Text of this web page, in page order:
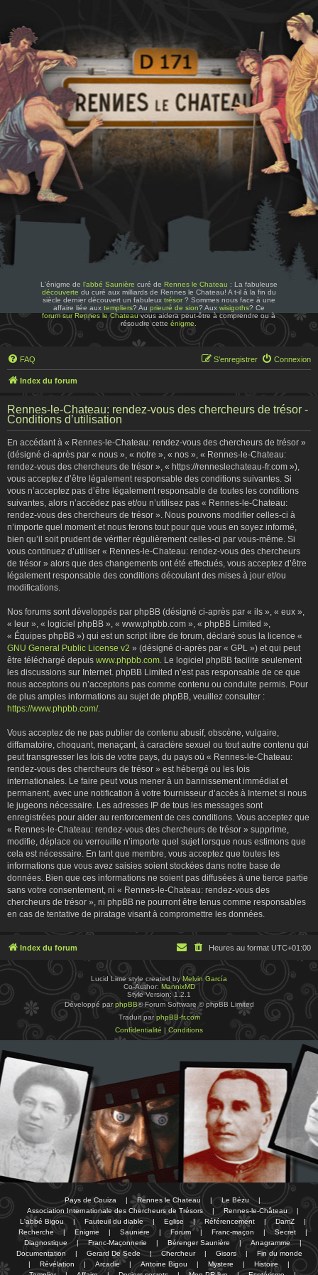
L'énigme de l'abbé Saunière curé de Rennes le Chateau : La fabuleuse
découverte du curé aux milliards de Rennes le Chateau! A t-il à la fin du
siècle dernier découvert un fabuleux trésor? Sommes nous face à une
affaire liée aux templiers? Au prieuré de sion? Aux wisigoths? Ce
forum sur Rennes le Chateauvous aidera peut-être à comprendre ou à
résoudre cetteénigme
FAQ Connexion
S’enregistrer
Index du forum
Rennes-le-Chateau: rendez-vous des chercheurs de trésor -
Conditions d’utilisation
En accédant à « Rennes-le-Chateau: rendez-vous des chercheurs de trésor »
(désigné ci-après par « nous », « notre », « nos », « Rennes-le-Chateau:
rendez-vous des chercheurs de trésor », « https://renneslechateau-fr.com »),
vous acceptez d’être légalement responsable des conditions suivantes. Si
vous n’acceptez pas d’être légalement responsable de toutes les conditions
suivantes, alors n’accédez pas et/ou n’utilisez pas « Rennes-le-Chateau:
rendez-vous des chercheurs de trésor ». Nous pouvons modifier celles-ci à
n’importe quel moment et nous ferons tout pour que vous en soyez informé,
bien qu’il soit prudent de vérifier régulièrement celles-ci par vous-même. Si
vous continuez d’utiliser « Rennes-le-Chateau: rendez-vous des chercheurs
de trésor » alors que des changements ont été effectués, vous acceptez d’être
légalement responsable des conditions découlant des mises à jour et/ou
modifications.
Nos forums sont développés par phpBB (désigné ci-après par « ils », « eux »,
« leur », « logiciel phpBB », « www.phpbb.com », « phpBB Limited »,
« Équipes phpBB ») qui est un script libre de forum, déclaré sous la licence «
GNU General Public License v2 » (désigné ci-après par « GPL ») et qui peut
être téléchargé depuis www.phpbb.com. Le logiciel phpBB facilite seulement
les discussions sur Internet. phpBB Limited n’est pas responsable de ce que
nous acceptons ou n’acceptons pas comme contenu ou conduite permis. Pour
de plus amples informations au sujet de phpBB, veuillez consulter :
https://www.phpbb.com/.
Vous acceptez de ne pas publier de contenu abusif, obscène, vulgaire,
diffamatoire, choquant, menaçant, à caractère sexuel ou tout autre contenu qui
peut transgresser les lois de votre pays, du pays où « Rennes-le-Chateau:
rendez-vous des chercheurs de trésor » est hébergé ou les lois
internationales. Le faire peut vous mener à un bannissement immédiat et
permanent, avec une notification à votre fournisseur d’accès à Internet si nous
le jugeons nécessaire. Les adresses IP de tous les messages sont
enregistrées pour aider au renforcement de ces conditions. Vous acceptez que
« Rennes-le-Chateau: rendez-vous des chercheurs de trésor » supprime,
modifie, déplace ou verrouille n’importe quel sujet lorsque nous estimons que
cela est nécessaire. En tant que membre, vous acceptez que toutes les
informations que vous avez saisies soient stockées dans notre base de
données. Bien que ces informations ne soient pas diffusées à une tierce partie
sans votre consentement, ni « Rennes-le-Chateau: rendez-vous des
chercheurs de trésor », ni phpBB ne pourront être tenus comme responsables
en cas de tentative de piratage visant à compromettre les données.
Index du forum Heures au format UTC+01:00
Lucid Lime style created by Melvin García
Co-Author: MannixMD
Style Version: 1.2.1
Développé parphpBB® Forum Software © phpBB Limited
Traduit par phpBB-fr.com
Confidentialité | Conditions
Pays de Couiza | Rennes le Chateau | Le Bézu
|
Association Internationale des Chercheurs de Trésors
| Rennes-le-Château
|
L'abbé Bigou
| Fauteuil du diable | Eglise | Référencement | DamZ
|
Recherche
| Enigme | Sauniere | Forum | Franc-maçon | Secret
|
Diagnostique
| Franc-Maçonnerie | Bérenger Saunière | Anagramme
|
Documentation
| Gerard De Sede | Chercheur | Gisors |
Fin du monde
|
Révélation | Arcadie | Antoine Bigou | Mystere | Histoire
|